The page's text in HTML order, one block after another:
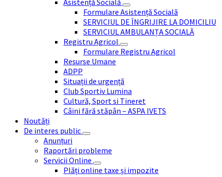
Asistență Socială
Formulare Asistență Socială
SERVICIUL DE ÎNGRIJIRE LA DOMICILIU
SERVICIUL AMBULANȚA SOCIALĂ
Registru Agricol
Formulare Registru Agricol
Resurse Umane
ADPP
Situații de urgență
Club Sportiv Lumina
Cultură, Sport si Tineret
Câini fără stăpân – ASPA IVETS
Noutăți
De interes public
Anunțuri
Raportări probleme
Servicii Online
Plăți online taxe și impozite